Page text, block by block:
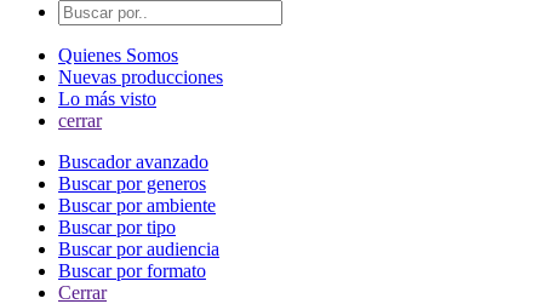
Quienes Somos
Nuevas producciones
Lo más visto
cerrar
Buscador avanzado
Buscar por generos
Buscar por ambiente
Buscar por tipo
Buscar por audiencia
Buscar por formato
Cerrar